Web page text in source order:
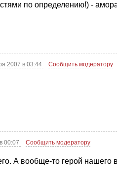
по определению!) -
2007 в 03:44 Сообщить модератору
00:07 Сообщить модератору
А вообще-то герой нашего